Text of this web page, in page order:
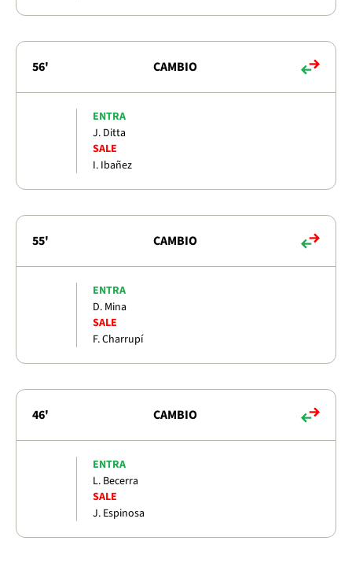
56' CAMBIO
ENTRA
J. Ditta
SALE
I. Ibañez
55' CAMBIO
ENTRA
D. Mina
SALE
F. Charrupí
46' CAMBIO
ENTRA
L. Becerra
SALE
J. Espinosa